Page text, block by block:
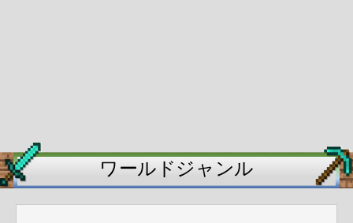
ワールドジャンル